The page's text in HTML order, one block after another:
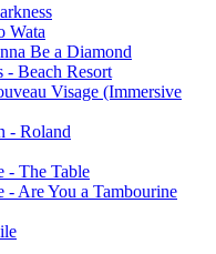
Wata
Be a Diamond
Beach Resort
Visage (Immersive
- Roland
- The Table
- Are You a Tambourine